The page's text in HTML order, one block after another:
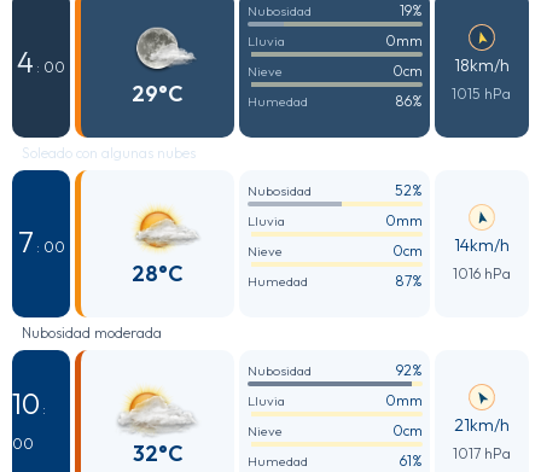
4 : 00
29°C
Nubosidad 19%
Lluvia 0mm
Nieve 0cm
Humedad 86%
18km/h
1015 hPa
Soleado con algunas nubes
7 : 00
28°C
Nubosidad 52%
Lluvia 0mm
Nieve 0cm
Humedad 87%
14km/h
1016 hPa
Nubosidad moderada
10 :
00
32°C
Nubosidad 92%
Lluvia 0mm
Nieve 0cm
Humedad 61%
21km/h
1017 hPa